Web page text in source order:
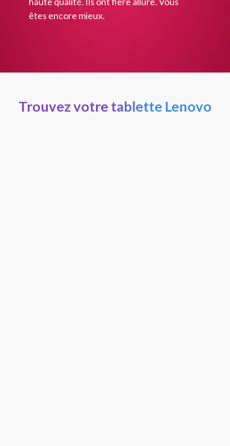
êtes encore mieux.
Trouvez votre tablette Lenovo